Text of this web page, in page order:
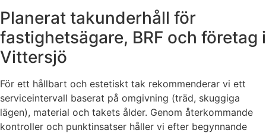
Planerat takunderhåll för
fastighetsägare, BRF och företag i
Vittersjö
För ett hållbart och estetiskt tak rekommenderar vi ett
serviceintervall baserat på omgivning (träd, skuggiga
lägen), material och takets ålder. Genom återkommande
kontroller och punktinsatser håller vi efter begynnande